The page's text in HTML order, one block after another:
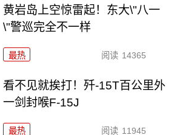
黄岩岛上空惊雷起！东大\"八一
\"警巡完全不一样
最热 阅读 14365
看不见就挨打！歼-15T百公里外
一剑封喉F-15J
最热 阅读 11945